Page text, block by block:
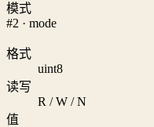
模式
#2 · mode
格式
uint8
读写
R / W / N
值